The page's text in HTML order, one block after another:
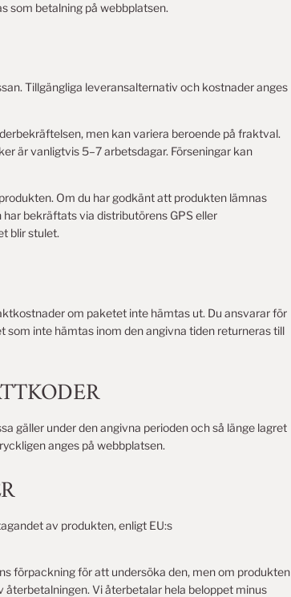
som betalning på webbplatsen.
Tillgängliga leveransalternativ och kostnader anges
men kan variera beroende på fraktval.
är vanligtvis 5–7 arbetsdagar. Förseningar kan
Om du har godkänt att produkten lämnas
bekräftats via distributörens GPS eller
blir stulet.
om paketet inte hämtas ut. Du ansvarar för
inte hämtas inom den angivna tiden returneras till
gäller under den angivna perioden och så länge lagret
anges på webbplatsen.
av produkten, enligt EU:s
förpackning för att undersöka den, men om produkten
Vi återbetalar hela beloppet minus